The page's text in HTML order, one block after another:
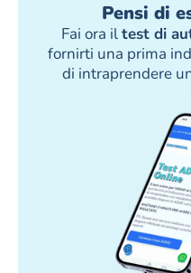
Pensi di
Fai ora iltest di
fornirti una prima
di intraprendere